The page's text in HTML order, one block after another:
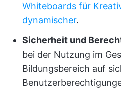
Whiteboards für
dynamischer.
Sicherheit und
bei der Nutzung im
Bildungsbereich auf